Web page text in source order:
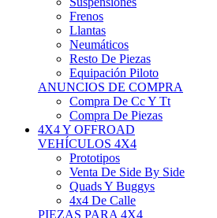
Frenos
Llantas
Neumáticos
Resto De Piezas
Equipación Piloto
ANUNCIOS DE COMPRA
Compra De Cc Y Tt
Compra De Piezas
4X4 Y OFFROAD
VEHÍCULOS 4X4
Prototipos
Venta De Side By Side
Quads Y Buggys
4x4 De Calle
PIEZAS PARA 4X4